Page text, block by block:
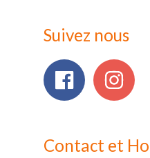
Suivez nous
Contact et